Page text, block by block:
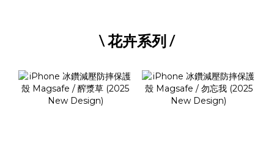
\ 花卉系列 /